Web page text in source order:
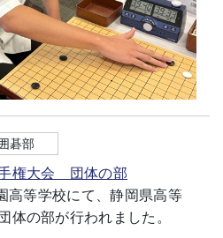
碁部
権大会 団体の部
高等学校にて、静岡県高等
体の部が行われました。